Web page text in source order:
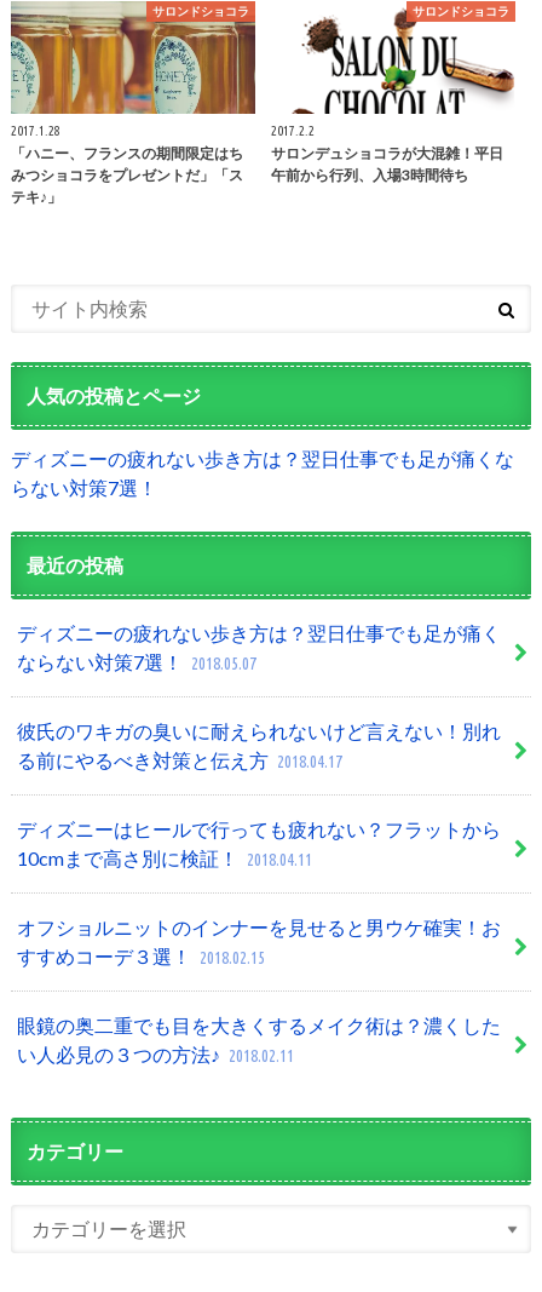
サロンドショコラ
2017.1.28
「ハニー、フランスの期間限定はち
みつショコラをプレゼントだ」「ス
テキ♪」
サロンドショコラ
2017.2.2
サロンデュショコラが大混雑！平日
午前から行列、入場3時間待ち
人気の投稿とページ
ディズニーの疲れない歩き方は？翌日仕事でも足が痛くな
らない対策7選！
最近の投稿
ディズニーの疲れない歩き方は？翌日仕事でも足が痛く
ならない対策7選！
2018.05.07
彼氏のワキガの臭いに耐えられないけど言えない！別れ
る前にやるべき対策と伝え方 2018.04.17
ディズニーはヒールで行っても疲れない？フラットから
10cmまで高さ別に検証！
2018.04.11
オフショルニットのインナーを見せると男ウケ確実！お
すすめコーデ３選！
2018.02.15
眼鏡の奥二重でも目を大きくするメイク術は？濃くした
い人必見の３つの方法♪ 2018.02.11
カテゴリー